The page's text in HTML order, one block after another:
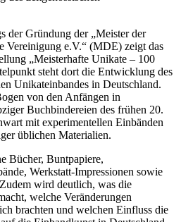
der Gründung der „Meister der
Vereinigung e.V.“ (MDE) zeigt das
„Meisterhafte Unikate – 100
steht dort die Entwicklung des
Unikateinbandes in Deutschland.
von den Anfängen in
Buchbindereien des frühen 20.
mit experimentellen Einbänden
üblichen Materialien.
Bücher, Buntpapiere,
Werkstatt-Impressionen sowie
wird deutlich, was die
welche Veränderungen
brachten und welchen Einfluss die